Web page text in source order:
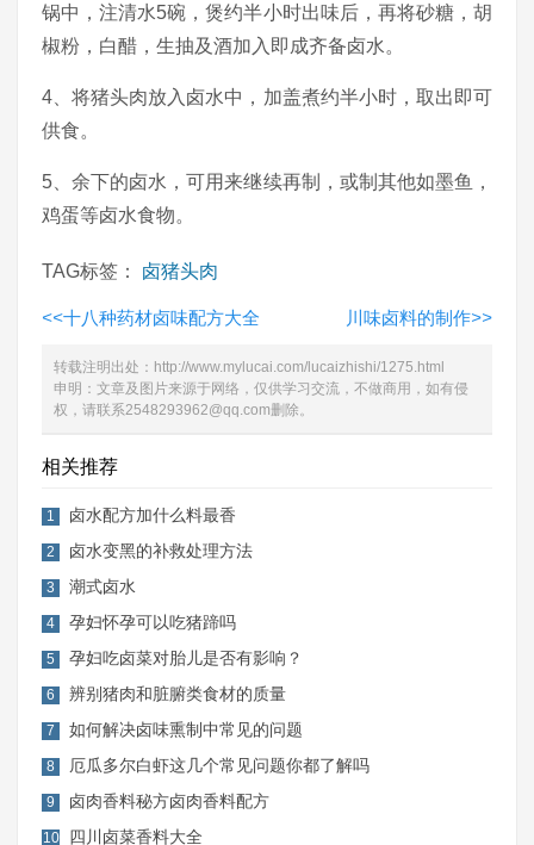
锅中，注清水5碗，煲约半小时出味后，再将砂糖，胡
椒粉，白醋，生抽及酒加入即成齐备卤水。
4、将猪头肉放入卤水中，加盖煮约半小时，取出即可
供食。
5、余下的卤水，可用来继续再制，或制其他如墨鱼，
鸡蛋等卤水食物。
TAG标签： 卤猪头肉
<<十八种药材卤味配方大全 川味卤料的制作>>
转载注明出处： http://www.mylucai.com/lucaizhishi/1275.html
申明：文章及图片来源于网络，仅供学习交流，不做商用，如有侵
权，请联系2548293962@qq.com删除。
相关推荐
1 卤水配方加什么料最香
2 卤水变黑的补救处理方法
3 潮式卤水
4 孕妇怀孕可以吃猪蹄吗
5 孕妇吃卤菜对胎儿是否有影响？
6 辨别猪肉和脏腑类食材的质量
7 如何解决卤味熏制中常见的问题
8 厄瓜多尔白虾这几个常见问题你都了解吗
9 卤肉香料秘方卤肉香料配方
10 四川卤菜香料大全